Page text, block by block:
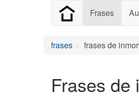
Frases
frases frases de
Frases de